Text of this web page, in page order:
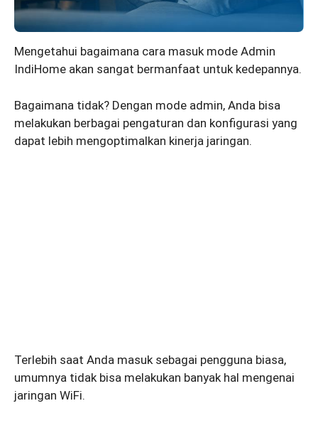
Mengetahui bagaimana cara masuk mode Admin
IndiHome akan sangat bermanfaat untuk kedepannya.
Bagaimana tidak? Dengan mode admin, Anda bisa
melakukan berbagai pengaturan dan konfigurasi yang
dapat lebih mengoptimalkan kinerja jaringan.
Terlebih saat Anda masuk sebagai pengguna biasa,
umumnya tidak bisa melakukan banyak hal mengenai
jaringan WiFi.